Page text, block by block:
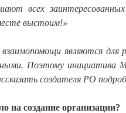
всех
выстоим!»
являются
Поэтому инициатива
создателя РО
на создание организации?